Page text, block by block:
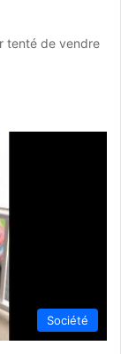
tenté de vendre
Société